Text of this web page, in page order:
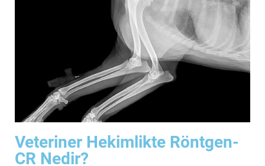
Veteriner Hekimlikte Röntgen-
CR Nedir?